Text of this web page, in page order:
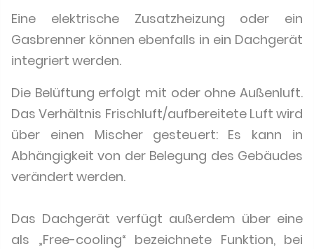
Eine elektrische Zusatzheizung oder ein
Gasbrenner können ebenfalls in ein Dachgerät
integriert werden.
Die Belüftung erfolgt mit oder ohne Außenluft.
Das Verhältnis Frischluft/aufbereitete Luft wird
über einen Mischer gesteuert: Es kann in
Abhängigkeit von der Belegung des Gebäudes
verändert werden.
Das Dachgerät verfügt außerdem über eine
als „Free-cooling“ bezeichnete Funktion, bei